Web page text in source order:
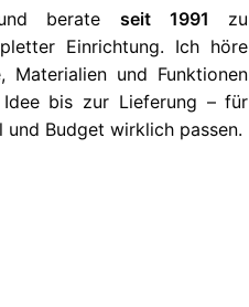
berateseit 1991 zu
Einrichtung. Ich höre
und Funktionen
bis zur Lieferung – für
und Budget wirklich passen.